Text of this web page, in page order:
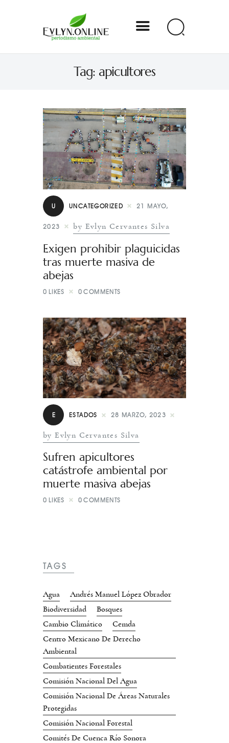
Tag: apicultores
Evlyn Online
Periodismo para autogobernarse
Internacional
Nacional
Estados
Especial
U UNCATEGORIZED 21 MAYO,
2023 by Evlyn Cervantes Silva
Exigen prohibir plaguicidas
tras muerte masiva de
abejas
0 LIKES 0 COMMENTS
E ESTADOS 28 MARZO, 2023
by Evlyn Cervantes Silva
Sufren apicultores
catástrofe ambiental por
muerte masiva abejas
0 LIKES 0 COMMENTS
TAGS
Agua
Andrés Manuel López Obrador
Biodiversidad
Bosques
Cambio Climático
Cemda
Centro Mexicano De Derecho
Ambiental
Combatientes Forestales
Comisión Nacional Del Agua
Comisión Nacional De Áreas Naturales
Protegidas
Comisión Nacional Forestal
Comités De Cuenca Río Sonora